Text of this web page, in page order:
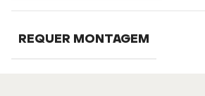
REQUER MONTAGEM